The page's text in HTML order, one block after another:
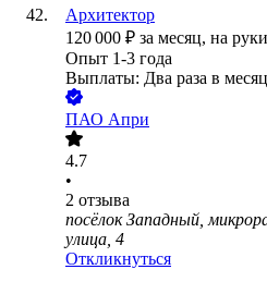
Архитектор
120 000 ₽ за месяц, на руки
Опыт 1-3 года
Выплаты: Два раза в месяц
ПАО Апри
4.7
•
2 отзыва
посёлок Западный,
улица, 4
Откликнуться